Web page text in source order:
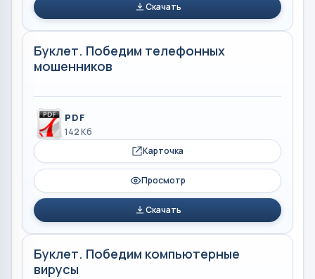
Скачать
Буклет. Победим телефонных
мошенников
PDF
142 Кб
Карточка
Просмотр
Скачать
Буклет. Победим компьютерные
вирусы